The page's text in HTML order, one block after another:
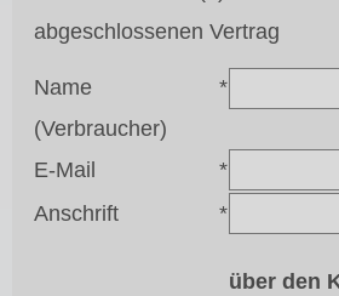
abgeschlossenen Vertrag
Name
(Verbraucher)
*
E-Mail
*
Anschrift
*
über den